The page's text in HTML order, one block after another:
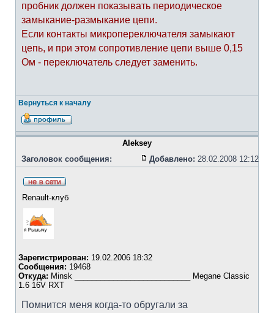
пробник должен показывать периодическое
замыкание-размыкание цепи.
Если контакты микропереключателя замыкают
цепь, и при этом сопротивление цепи выше 0,15
Ом - переключатель следует заменить.
Вернуться к началу
Aleksey
Заголовок сообщения:
Добавлено: 28.02.2008 12:12
Renault-клуб
Зарегистрирован: 19.02.2006 18:32
Сообщения: 19468
Откуда: Minsk ___________________________ Megane Classic
1.6 16V RXT
Помнится меня когда-то обругали за